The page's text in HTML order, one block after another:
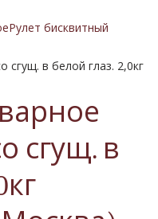
Рулет бисквитный
в белой глаз. 2,0кг
сгущ. в